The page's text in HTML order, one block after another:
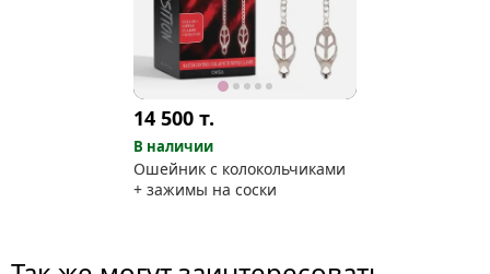
14 500 т.
В наличии
Ошейник с колокольчиками
+ зажимы на соски